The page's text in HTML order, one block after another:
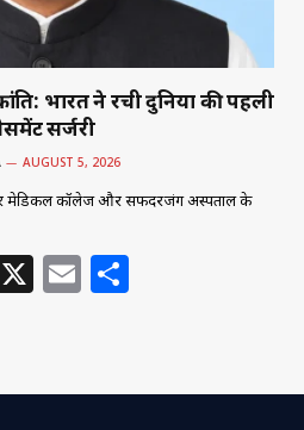
भारत ने रची दुनिया की पहली
सर्जरी
AUGUST 5, 2026
मेडिकल कॉलेज और सफदरजंग अस्पताल के
X E
l e